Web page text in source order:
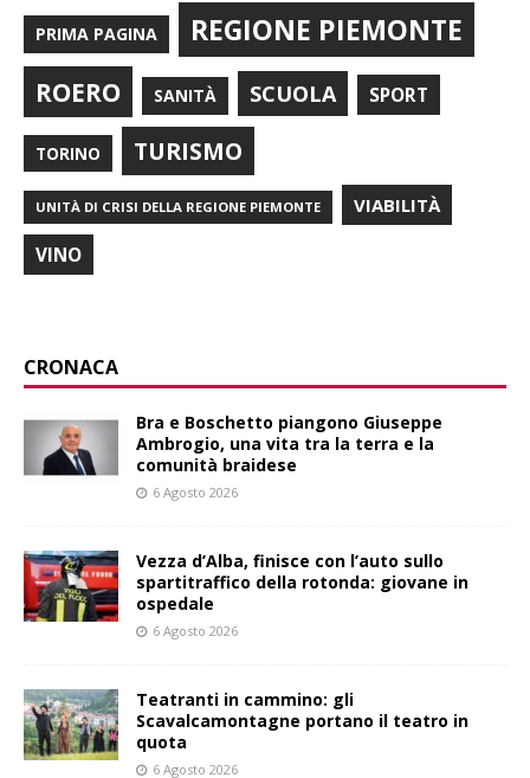
PRIMA PAGINA REGIONE PIEMONTE
ROERO SANITÀ SCUOLA SPORT
TORINO TURISMO
UNITÀ DI CRISI DELLA REGIONE PIEMONTE VIABILITÀ
VINO
CRONACA
Bra e Boschetto piangono Giuseppe
Ambrogio, una vita tra la terra e la
comunità braidese
6 Agosto 2026
Vezza d’Alba, finisce con l’auto sullo
spartitraffico della rotonda: giovane in
ospedale
6 Agosto 2026
Teatranti in cammino: gli
Scavalcamontagne portano il teatro in
quota
6 Agosto 2026